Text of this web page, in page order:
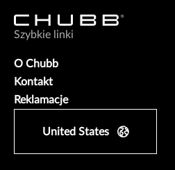
Szybkie linki
O Chubb
Kontakt
Reklamacje
United States